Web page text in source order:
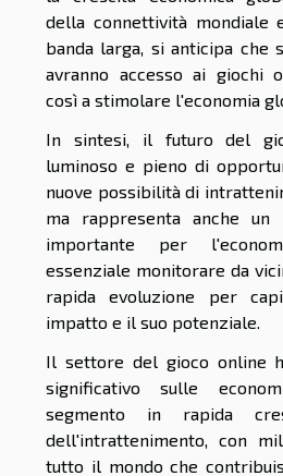
della connettività mondiale
banda larga, si anticipa che
avranno accesso ai giochi
così a stimolare l'economia
In sintesi, il futuro del
luminoso e pieno di
nuove possibilità di
ma rappresenta anche
importante per
essenziale monitorare da
rapida evoluzione per
impatto e il suo potenziale.
Il settore del gioco online
significativo sulle
segmento in rapida
dell'intrattenimento, con
tutto il mondo che